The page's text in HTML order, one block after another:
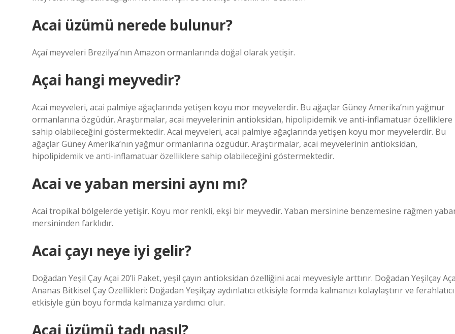
Acai üzümü nerede bulunur?
Açaí meyveleri Brezilya’nın Amazon ormanlarında doğal olarak yetişir.
Açai hangi meyvedir?
Acai meyveleri, acai palmiye ağaçlarında yetişen koyu mor meyvelerdir. Bu ağaçlar Güney Amerika’nın yağmur
ormanlarına özgüdür. Araştırmalar, acai meyvelerinin antioksidan, hipolipidemik ve anti-inflamatuar özelliklere
sahip olabileceğini göstermektedir. Acai meyveleri, acai palmiye ağaçlarında yetişen koyu mor meyvelerdir. Bu
ağaçlar Güney Amerika’nın yağmur ormanlarına özgüdür. Araştırmalar, acai meyvelerinin antioksidan,
hipolipidemik ve anti-inflamatuar özelliklere sahip olabileceğini göstermektedir.
Acai ve yaban mersini aynı mı?
Acai tropikal bölgelerde yetişir. Koyu mor renkli, ekşi bir meyvedir. Yaban mersinine benzemesine rağmen
mersininden farklıdır.
Acai çayı neye iyi gelir?
Doğadan Yeşil Çay Açai 20’li Paket, yeşil çayın antioksidan özelliğini acai meyvesiyle arttırır. Doğadan Yeşilçay
Ananas Bitkisel Çay Özellikleri: Doğadan Yeşilçay aydınlatıcı etkisiyle formda kalmanızı kolaylaştırır ve ferahlatıcı
etkisiyle gün boyu formda kalmanıza yardımcı olur.
Acai üzümü tadı nasıl?